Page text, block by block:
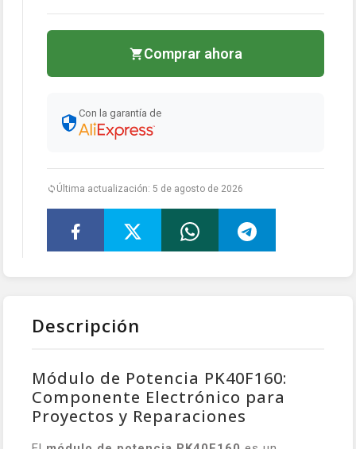
Comprar ahora
Con la garantía de
Última actualización: 5 de agosto de 2026
Descripción
Módulo de Potencia PK40F160:
Componente Electrónico para
Proyectos y Reparaciones